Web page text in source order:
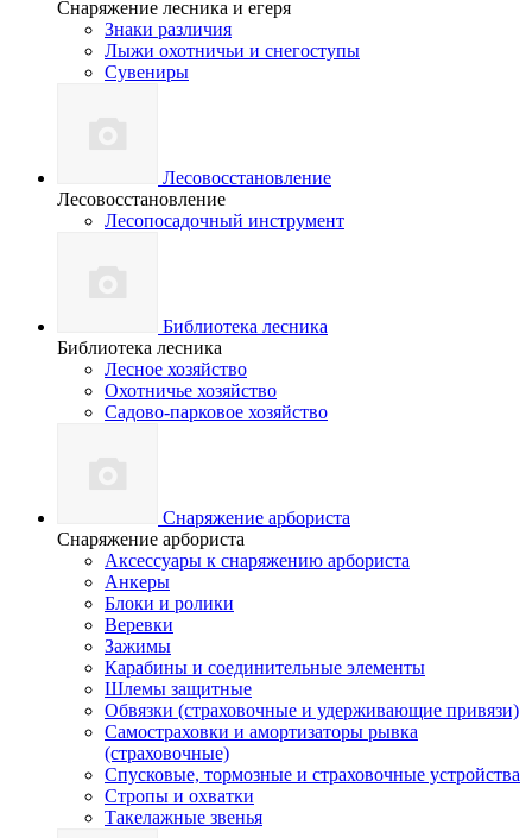
Снаряжение лесника и егеря
Знаки различия
Лыжи охотничьи и снегоступы
Сувениры
Лесовосстановление
Лесовосстановление
Лесопосадочный инструмент
Библиотека лесника
Библиотека лесника
Лесное хозяйство
Охотничье хозяйство
Садово-парковое хозяйство
Снаряжение арбориста
Снаряжение арбориста
Аксессуары к снаряжению арбориста
Анкеры
Блоки и ролики
Веревки
Зажимы
Карабины и соединительные элементы
Шлемы защитные
Обвязки (страховочные и удерживающие привязи)
Самостраховки и амортизаторы рывка
(страховочные)
Спусковые, тормозные и страховочные устройства
Стропы и охватки
Такелажные звенья